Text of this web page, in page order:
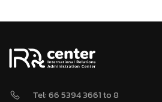
Tel: 66 5394 3661 to 8